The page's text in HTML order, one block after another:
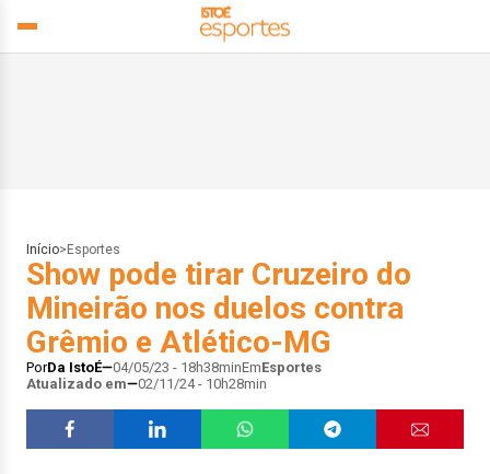
Início> Esportes
Show pode tirar Cruzeiro do
Mineirão nos duelos contra
Grêmio e Atlético-MG
PorDa IstoÉ 04/05/23 - 18h38minEmEsportes
Atualizado em
02/11/24 - 10h28min